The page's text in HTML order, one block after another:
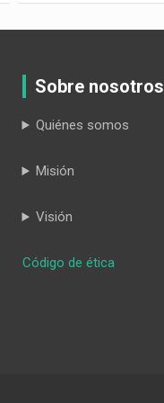
Sobre nosotros
Quiénes somos
Misión
Visión
Código de ética: